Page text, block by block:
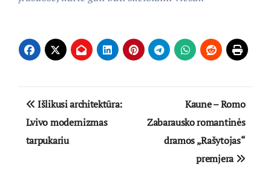
Navigacija
tarp
įrašų
Išlikusi architektūra:
Lvivo modernizmas
tarpukariu
Kaune – Romo
Zabarausko romantinės
dramos „Rašytojas“
premjera